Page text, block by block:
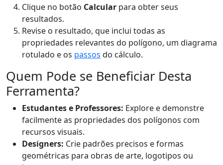
Clique no botão Calcular para obter seus
resultados.
Revise o resultado, que inclui todas as
propriedades relevantes do polígono, um diagrama
rotulado e os passos do cálculo.
Quem Pode se Beneficiar Desta
Ferramenta?
Estudantes e Professores: Explore e demonstre
facilmente as propriedades dos polígonos com
recursos visuais.
Designers: Crie padrões precisos e formas
geométricas para obras de arte, logotipos ou